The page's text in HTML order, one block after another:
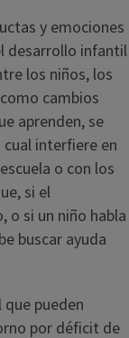
y emociones
desarrollo infantil
los niños, los
cambios
aprenden, se
interfiere en
o con los
si el
o si un niño habla
buscar ayuda
pueden
por déficit de